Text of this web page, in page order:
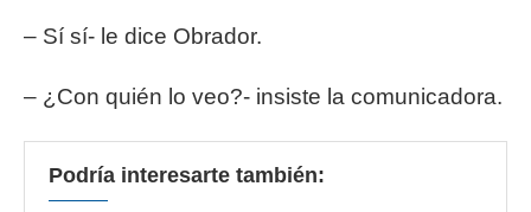
– Sí sí- le dice Obrador.
– ¿Con quién lo veo?- insiste la comunicadora.
Podría interesarte también: